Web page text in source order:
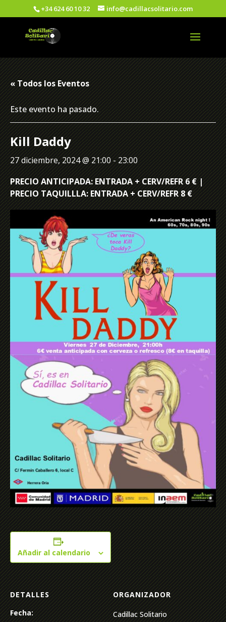
+34 624 60 10 32 info@cadillacsolitario.com
« Todos los Eventos
Este evento ha pasado.
Kill Daddy
27 diciembre, 2024 @ 21:00-23:00
PRECIO ANTICIPADA: ENTRADA + CERV/REFR 6 € |
PRECIO TAQUILLLA: ENTRADA + CERV/REFR 8 €
Añadir al calendario
DETALLES
Fecha:
ORGANIZADOR
Cadillac Solitario